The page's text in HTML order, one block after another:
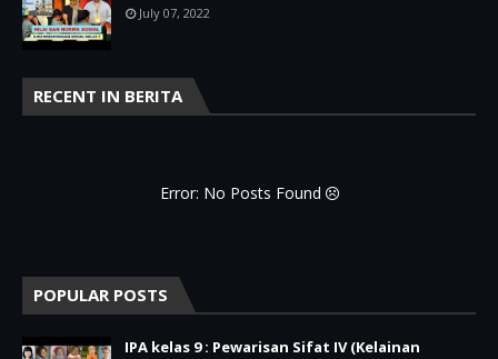
July 07, 2022
RECENT IN BERITA
Error: No Posts Found
POPULAR POSTS
IPA kelas 9 : Pewarisan Sifat IV (Kelainan